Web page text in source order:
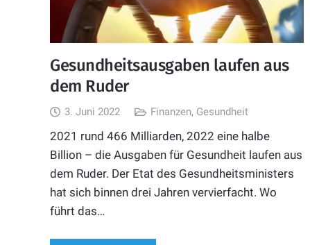
Gesundheitsausgaben laufen aus
dem Ruder
3. Juni 2022 Finanzen, Gesundheit
2021 rund 466 Milliarden, 2022 eine halbe
Billion – die Ausgaben für Gesundheit laufen aus
dem Ruder. Der Etat des Gesundheitsministers
hat sich binnen drei Jahren vervierfacht. Wo
führt das…